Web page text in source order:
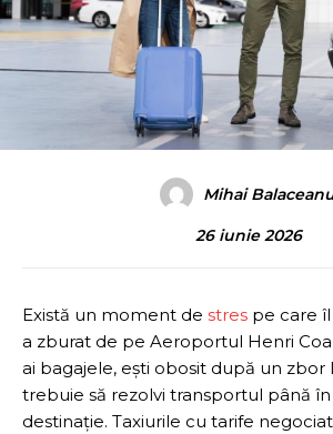
Mihai
26 iunie 2026
Există un moment de stres pe care
a zburat de pe Aeroportul Henri
ai bagajele, ești obosit după un zbor
trebuie să rezolvi transportul până în
destinație. Taxiurile cu tarife